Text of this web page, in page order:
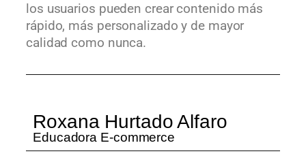
los usuarios pueden crear contenido más
rápido, más personalizado y de mayor
calidad como nunca.
Roxana Hurtado Alfaro
Educadora E-commerce